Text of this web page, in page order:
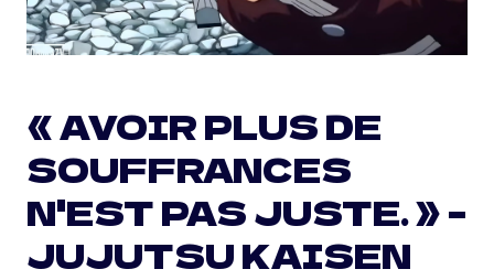
« AVOIR PLUS DE
SOUFFRANCES
N'EST PAS JUSTE. » –
JUJUTSU KAISEN